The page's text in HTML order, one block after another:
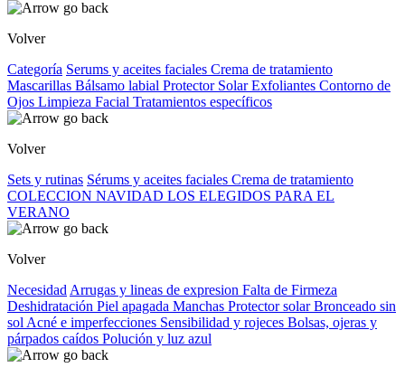
Volver
Categoría Serums y aceites faciales Crema de tratamiento
Mascarillas Bálsamo labial Protector SolarExfoliantes Contorno de
Ojos Limpieza Facial Tratamientos específicos
Volver
Sets y rutinas Sérums y aceites faciales Crema de tratamiento
COLECCION NAVIDAD LOS ELEGIDOS PARA EL
VERANO
Volver
Necesidad Arrugas y lineas de expresion Falta de Firmeza
Deshidratación Piel apagada Manchas Protector solarBronceado sin
sol Acné e imperfecciones Sensibilidad y rojeces Bolsas, ojeras y
párpados caídos Polución y luz azul